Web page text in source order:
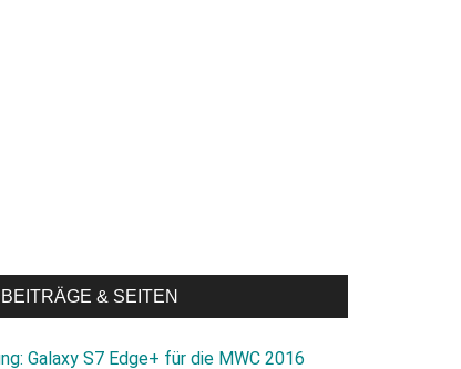
& SEITEN
Galaxy S7 Edge+ für die MWC 2016